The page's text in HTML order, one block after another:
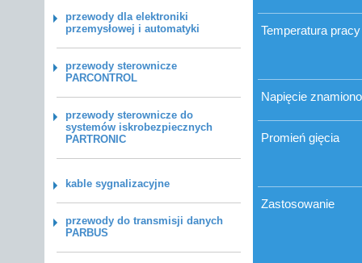
przewody dla elektroniki
przemysłowej i automatyki
przewody sterownicze
PARCONTROL
przewody sterownicze do
systemów iskrobezpiecznych
PARTRONIC
kable sygnalizacyjne
przewody do transmisji danych
PARBUS
Temperatura pracy
Napięcie
Promień gięcia
Zastosowanie